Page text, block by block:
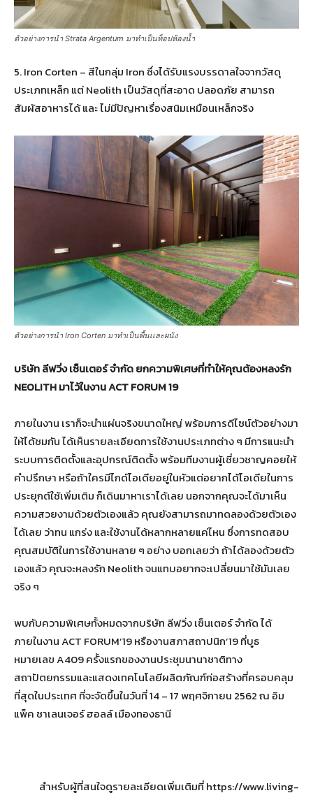
ตัวอย่างการนำ Strata Argentum มาทำเป็นท็อปห้องน้ำ
5. Iron Corten – สีในกลุ่ม Iron ซึ่งได้รับแรงบรรดาลใจจากวัสดุ
ประเภทเหล็ก แต่ Neolith เป็นวัสดุที่สะอาด ปลอดภัย สามารถ
สัมผัสอาหารได้ และ ไม่มีปัญหาเรื่องสนิมเหมือนเหล็กจริง
ตัวอย่างการนำ Iron Corten มาทำเป็นพื้นเเละผนัง
บริษัท ลีฟวิ่ง เซ็นเตอร์ จำกัด ยกความพิเศษที่ทำให้คุณต้องหลงรัก
NEOLITH มาไว้ในงาน ACT FORUM 19
ภายในงาน เราก็จะนำแผ่นจริงขนาดใหญ่ พร้อมการดีไซน์ตัวอย่างมา
ให้ได้ชมกัน ได้เห็นรายละเอียดการใช้งานประเภทต่าง ๆ มีการแนะนำ
ระบบการติดตั้งและอุปกรณ์ติดตั้ง พร้อมทีมงานผู้เชี่ยวชาญคอยให้
คำปรึกษา หรือถ้าใครมีไกด์ไอเดียอยู่ในหัวแต่อยากได้ไอเดียในการ
ประยุกต์ใช้เพิ่มเติม ก็เดินมาหาเราได้เลย นอกจากคุณจะได้มาเห็น
ความสวยงามด้วยตัวเองแล้ว คุณยังสามารถมาทดลองด้วยตัวเอง
ได้เลย ว่าทน แกร่ง และใช้งานได้หลากหลายแค่ไหน ซึ่งการทดสอบ
คุณสมบัติในการใช้งานหลาย ๆ อย่าง บอกเลยว่า ถ้าได้ลองด้วยตัว
เองแล้ว คุณจะหลงรัก Neolith จนแทบอยากจะเปลี่ยนมาใช้มันเลย
จริง ๆ
พบกับความพิเศษทั้งหมดจากบริษัท ลีฟวิ่ง เซ็นเตอร์ จำกัด ได้
ภายในงาน ACT FORUM’19 หรืองานสภาสถาปนิก’19 ที่บูธ
หมายเลข A409 ครั้งแรกของงานประชุมนานาชาติทาง
สถาปัตยกรรมและแสดงเทคโนโลยีผลิตภัณฑ์ก่อสร้างที่ครอบคลุม
ที่สุดในประเทศ ที่จะจัดขึ้นในวันที่ 14 – 17 พฤศจิกายน 2562 ณ อิม
แพ็ค ชาเลนเจอร์ ฮอลล์ เมืองทองธานี
สำหรับผู้ที่สนใจดูรายละเอียดเพิ่มเติมที่ https://www.living-